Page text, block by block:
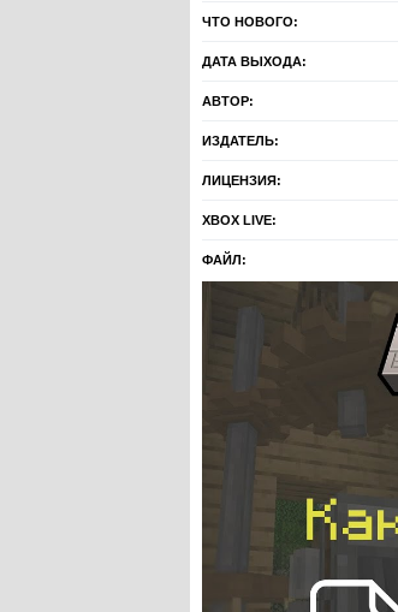
ЧТО НОВОГО:
ДАТА ВЫХОДА:
АВТОР:
ИЗДАТЕЛЬ:
ЛИЦЕНЗИЯ:
XBOX LIVE:
ФАЙЛ: